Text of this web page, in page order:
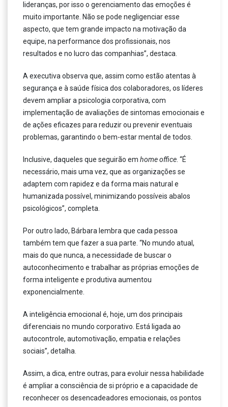
lideranças, por isso o gerenciamento das emoções é
muito importante. Não se pode negligenciar esse
aspecto, que tem grande impacto na motivação da
equipe, na performance dos profissionais, nos
resultados e no lucro das companhias”, destaca.
A executiva observa que, assim como estão atentas à
segurança e à saúde física dos colaboradores, os líderes
devem ampliar a psicologia corporativa, com
implementação de avaliações de sintomas emocionais e
de ações eficazes para reduzir ou prevenir eventuais
problemas, garantindo o bem-estar mental de todos.
Inclusive, daqueles que seguirão em home office . “É
necessário, mais uma vez, que as organizações se
adaptem com rapidez e da forma mais natural e
humanizada possível, minimizando possíveis abalos
psicológicos”, completa.
Por outro lado, Bárbara lembra que cada pessoa
também tem que fazer a sua parte. “No mundo atual,
mais do que nunca, a necessidade de buscar o
autoconhecimento e trabalhar as próprias emoções de
forma inteligente e produtiva aumentou
exponencialmente.
A inteligência emocional é, hoje, um dos principais
diferenciais no mundo corporativo. Está ligada ao
autocontrole, automotivação, empatia e relações
sociais”, detalha.
Assim, a dica, entre outras, para evoluir nessa habilidade
é ampliar a consciência de si próprio e a capacidade de
reconhecer os desencadeadores emocionais, os pontos